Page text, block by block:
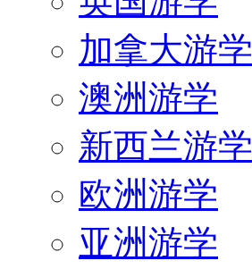
加拿大游学
澳洲游学
新西兰游学
欧洲游学
亚洲游学